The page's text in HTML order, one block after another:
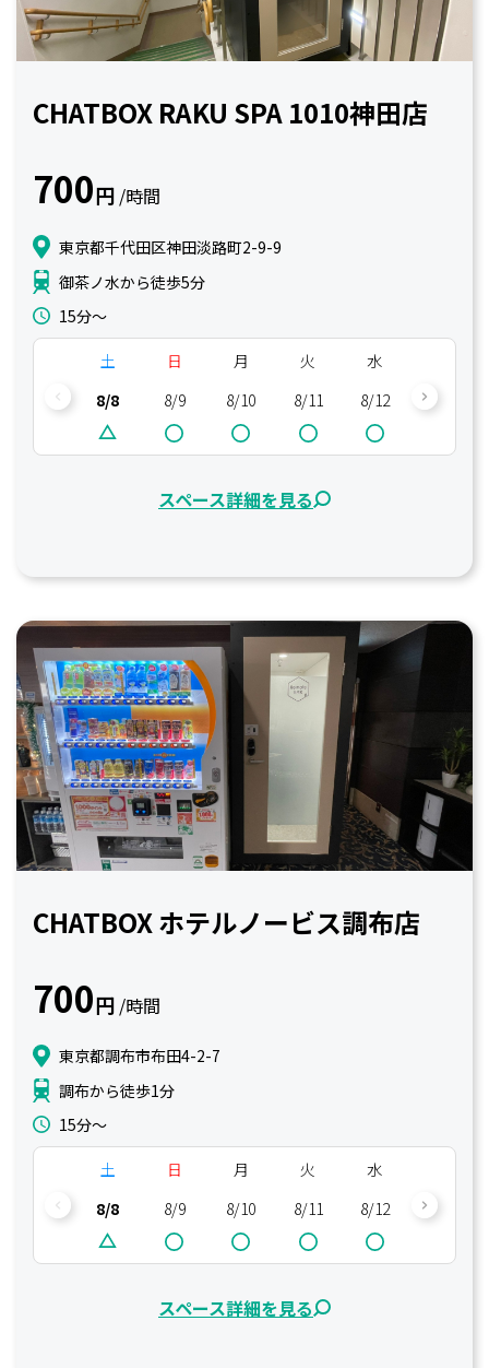
CHATBOX RAKU SPA 1010神田店
700円 /時間
東京都千代田区神田淡路町2-9-9
御茶ノ水から徒歩5分
15分〜
土
8/8
日
8/9
月
8/10
火
8/11
水
8/12
8/13
スペース詳細を見る
CHATBOX ホテルノービス調布店
700円 /時間
東京都調布市布田4-2-7
調布から徒歩1分
15分〜
土
8/8
日
8/9
月
8/10
火
8/11
水
8/12
8/13
スペース詳細を見る